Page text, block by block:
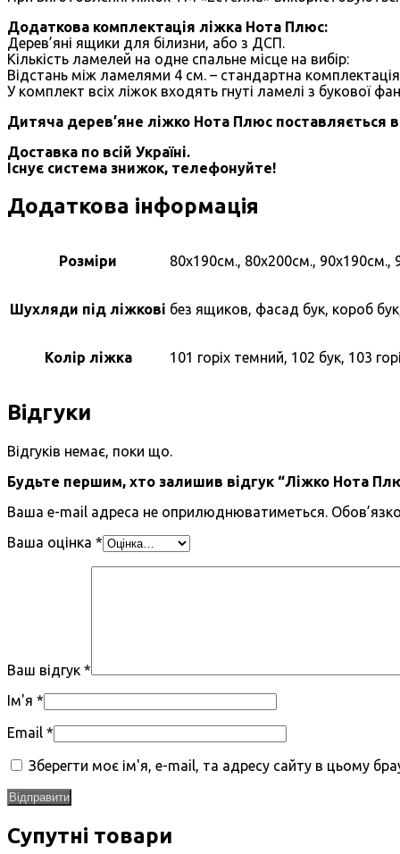
Додаткова комплектація ліжка Нота Плюс:
Дерев’яні ящики для білизни, або з ДСП.
Кількість ламелей на одне спальне місце на вибір:
Відстань між ламелями 4 см. – стандартна комплектація
У комплект всіх ліжок входять гнуті ламелі з букової
Дитяча дерев’яне ліжко Нота Плюс поставляється в
Доставка по всій Україні.
Існує система знижок, телефонуйте!
Додаткова інформація
Розміри 80х190см., 80х200см., 90х190см.,
Шухляди під ліжкові без ящиков, фасад бук, короб
Колір ліжка 101 горіх темний, 102 бук, 103
Відгуки
Відгуків немає, поки що.
Будьте першим, хто залишив відгук “Ліжко Нота
Ваша e-mail адреса не оприлюднюватиметься.
Ваша оцінка *
Ваш відгук *
Ім'я *
Email *
Зберегти моє ім'я, e-mail, та адресу сайту в цьому
Супутні товари